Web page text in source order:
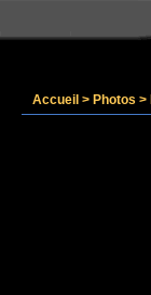
Accueil > Photos >